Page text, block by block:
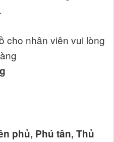
cho nhân viên vui lòng
phủ, Phú tân, Thủ